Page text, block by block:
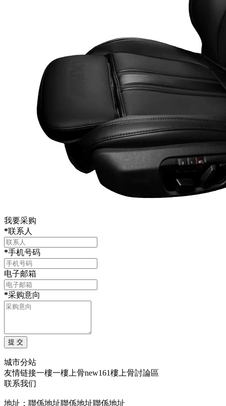
我要采购
*联系人
*手机号码
电子邮箱
*采购意向
城市分站
友情链接一樓一樓上骨new161樓上骨討論區
联系我们
地址：聯係地址聯係地址聯係地址